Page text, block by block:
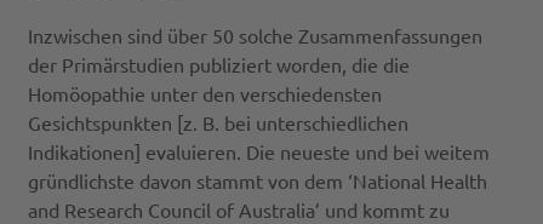
Inzwischen sind über 50 solche Zusammenfassungen
der Primärstudien publiziert worden, die die
Homöopathie unter den verschiedensten
Gesichtspunkten [z. B. bei unterschiedlichen
Indikationen] evaluieren. Die neueste und bei weitem
gründlichste davon stammt von dem ‘National Health
and Research Council of Australia’ und kommt zu